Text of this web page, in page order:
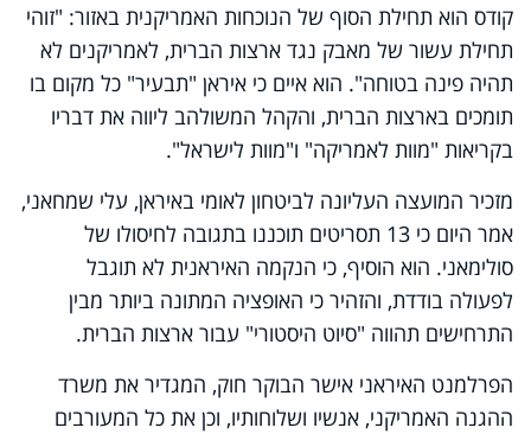
קודס הוא תחילת הסוף של הנוכחות האמריקנית באזור: "זוהי
תחילת עשור של מאבק נגד ארצות הברית, לאמריקנים לא
תהיה פינה בטוחה". הוא איים כי איראן "תבעיר" כל מקום בו
תומכים בארצות הברית, והקהל המשולהב ליווה את דבריו
בקריאות "מוות לאמריקה" ו"מוות לישראל".
מזכיר המועצה העליונה לביטחון לאומי באיראן, עלי שמחאני,
אמר היום כי 13 תסריטים תוכננו בתגובה לחיסולו של
סולימאני. הוא הוסיף, כי הנקמה האיראנית לא תוגבל
לפעולה בודדת, והזהיר כי האופציה המתונה ביותר מבין
התרחישים תהווה "סיוט היסטורי" עבור ארצות הברית.
הפרלמנט האיראני אישר הבוקר חוק, המגדיר את משרד
ההגנה האמריקני, אנשיו ושלוחותיו, וכן את כל המעורבים